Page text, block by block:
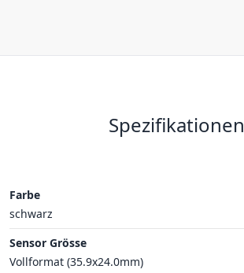
Spezifikationen
Farbe
schwarz
Sensor Grösse
Vollformat (35.9x24.0mm)